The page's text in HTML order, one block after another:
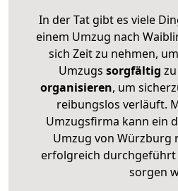
In der Tat gibt es viele
einem Umzug nach
sich Zeit zu nehmen,
Umzugs sorgfältig zu
organisieren, um
reibungslos verläuft.
Umzugsfirma kann ein
Umzug von Würzburg
erfolgreich
sorgen